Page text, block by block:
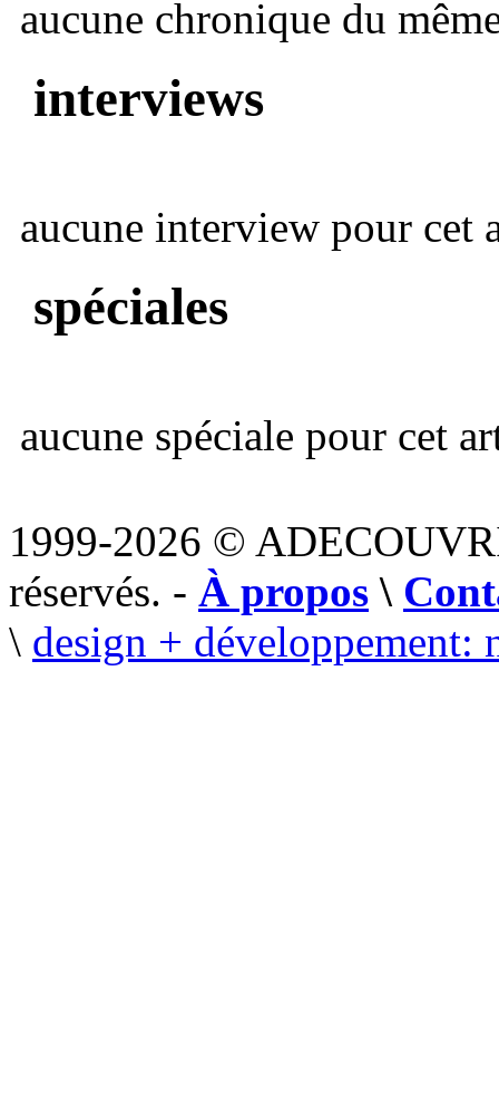
aucune chronique du
interviews
aucune interview pour cet
spéciales
aucune spéciale pour cet
1999-2026 ©
réservés. - À propos \
\ design + développement: